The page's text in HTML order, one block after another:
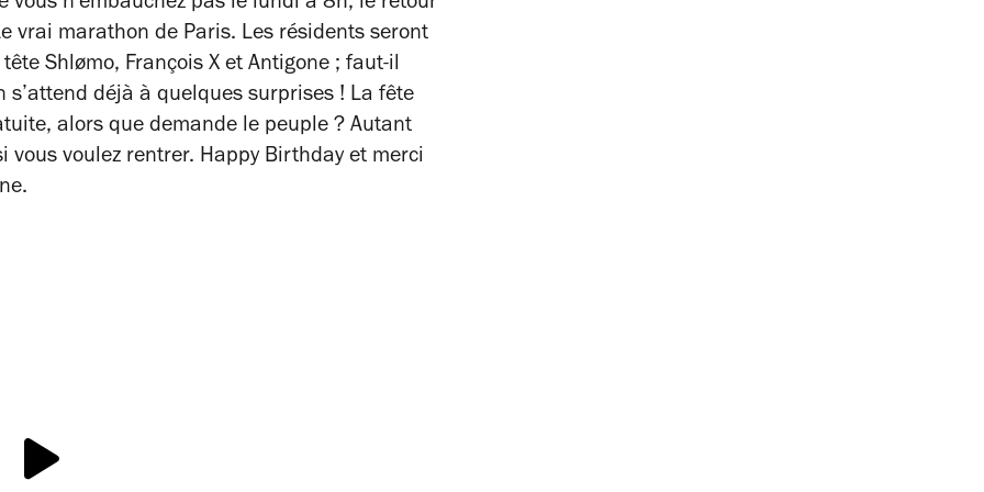
vrai marathon de Paris. Les résidents seront
Shlømo, François X et Antigone ; faut-il
déjà à quelques surprises ! La fête
alors que demande le peuple ? Autant
voulez rentrer. Happy Birthday et merci